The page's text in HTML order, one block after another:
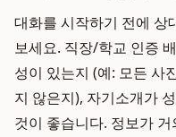
대화를 시작하기 전에 상
보세요. 직장/학교 인증
성이 있는지 (예: 모든 사
지 않은지), 자기소개가
것이 좋습니다. 정보가